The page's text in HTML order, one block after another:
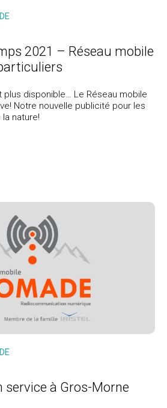
2021 – Réseau mobile
plus disponible… Le Réseau mobile
Notre nouvelle publicité pour les
nature!
service à Gros-Morne